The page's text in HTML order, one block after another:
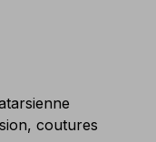
coutures